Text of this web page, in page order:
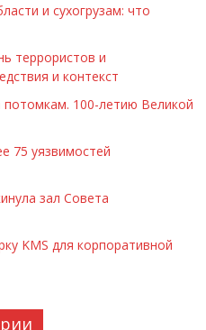
и сухогрузам: что
террористов и
и контекст
100-летию Великой
75 уязвимостей
зал Совета
KMS для корпоративной